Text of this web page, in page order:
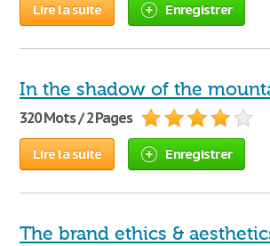
Lire la suite Enregistrer
In the shadow of the
320 Mots / 2 Pages
Lire la suite Enregistrer
The brand ethics &